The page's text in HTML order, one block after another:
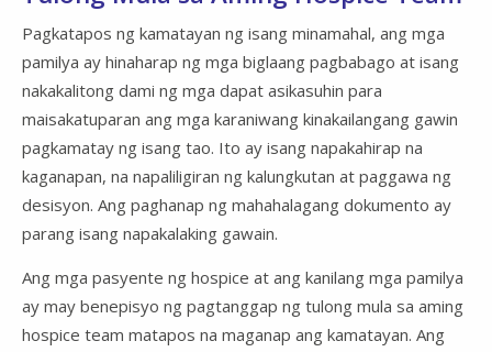
Pagkatapos ng kamatayan ng isang minamahal, ang mga
pamilya ay hinaharap ng mga biglaang pagbabago at isang
nakakalitong dami ng mga dapat asikasuhin para
maisakatuparan ang mga karaniwang kinakailangang gawin
pagkamatay ng isang tao. Ito ay isang napakahirap na
kaganapan, na napaliligiran ng kalungkutan at paggawa ng
desisyon. Ang paghanap ng mahahalagang dokumento ay
parang isang napakalaking gawain.
Ang mga pasyente ng hospice at ang kanilang mga pamilya
ay may benepisyo ng pagtanggap ng tulong mula sa aming
hospice team matapos na maganap ang kamatayan. Ang